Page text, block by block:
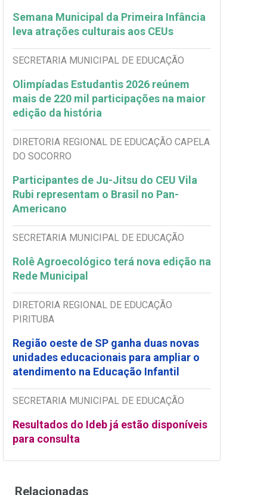
Semana Municipal da Primeira Infância
leva atrações culturais aos CEUs
SECRETARIA MUNICIPAL DE EDUCAÇÃO
Olimpíadas Estudantis 2026 reúnem
mais de 220 mil participações na maior
edição da história
DIRETORIA REGIONAL DE EDUCAÇÃO CAPELA
DO SOCORRO
Participantes de Ju-Jitsu do CEU Vila
Rubi representam o Brasil no Pan-
Americano
SECRETARIA MUNICIPAL DE EDUCAÇÃO
Rolê Agroecológico terá nova edição na
Rede Municipal
DIRETORIA REGIONAL DE EDUCAÇÃO
PIRITUBA
Região oeste de SP ganha duas novas
unidades educacionais para ampliar o
atendimento na Educação Infantil
SECRETARIA MUNICIPAL DE EDUCAÇÃO
Resultados do Ideb já estão disponíveis
para consulta
Relacionadas